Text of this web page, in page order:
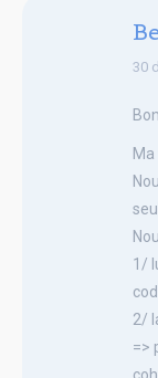
30
1/
2/
=>